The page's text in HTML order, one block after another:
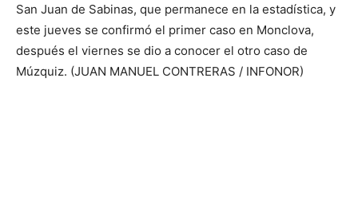
San Juan de Sabinas, que permanece en la estadística, y
este jueves se confirmó el primer caso en Monclova,
después el viernes se dio a conocer el otro caso de
Múzquiz. (JUAN MANUEL CONTRERAS / INFONOR)